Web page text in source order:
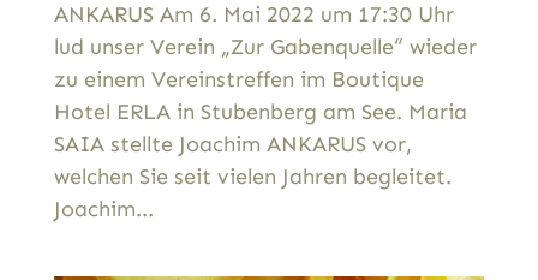
ANKARUS Am 6. Mai 2022 um 17:30 Uhr
lud unser Verein „Zur Gabenquelle“ wieder
zu einem Vereinstreffen im Boutique
Hotel ERLA in Stubenberg am See. Maria
SAIA stellte Joachim ANKARUS vor,
welchen Sie seit vielen Jahren begleitet.
Joachim...